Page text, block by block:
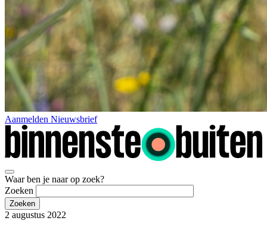
Aanmelden Nieuwsbrief
Waar ben je naar op zoek?
Zoeken
2 augustus 2022